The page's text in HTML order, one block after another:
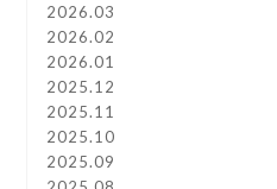
2026.03
2026.02
2026.01
2025.12
2025.11
2025.10
2025.09